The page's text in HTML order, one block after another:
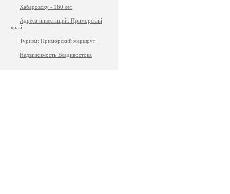
Хабаровску - 160 лет
Адреса инвестиций. Приморский
край
Туризм: Приморский маршрут
Недвижимость Владивостока